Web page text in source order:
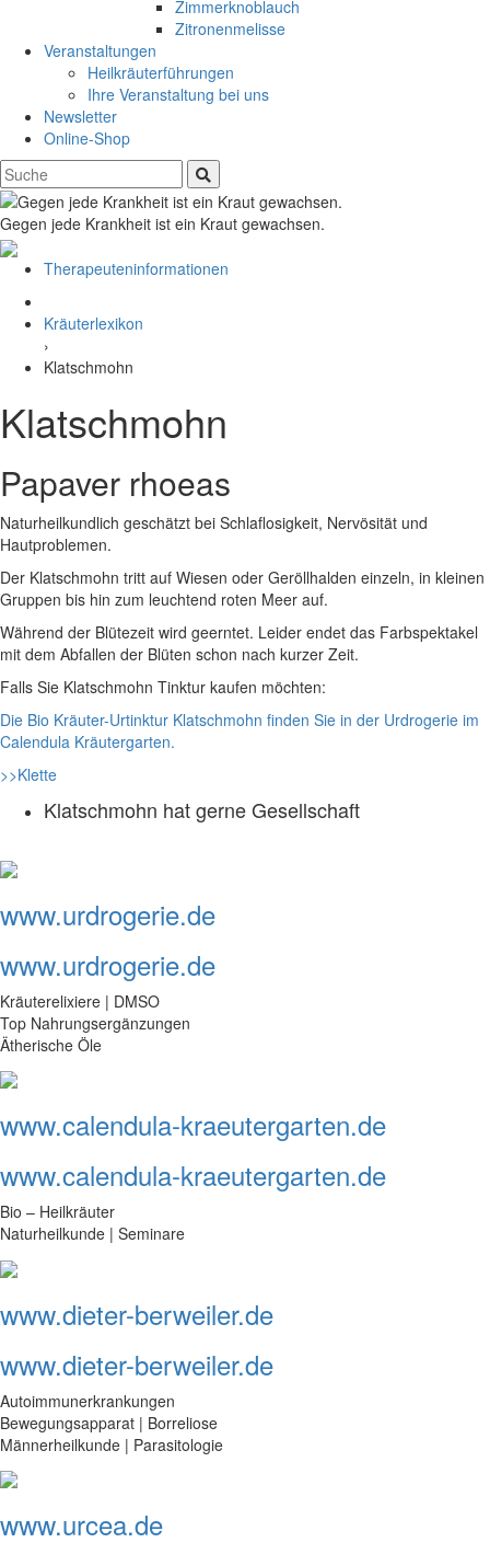
Zimmerknoblauch
Zitronenmelisse
Veranstaltungen
Heilkräuterführungen
Ihre Veranstaltung bei uns
Newsletter
Online-Shop
Gegen jede Krankheit ist ein Kraut gewachsen.
Therapeuteninformationen
Kräuterlexikon
›
Klatschmohn
Klatschmohn
Papaver rhoeas
Naturheilkundlich geschätzt bei Schlaflosigkeit, Nervösität und
Hautproblemen.
Der Klatschmohn tritt auf Wiesen oder Geröllhalden einzeln, in kleinen
Gruppen bis hin zum leuchtend roten Meer auf.
Während der Blütezeit wird geerntet. Leider endet das Farbspektakel
mit dem Abfallen der Blüten schon nach kurzer Zeit.
Falls Sie Klatschmohn Tinktur kaufen möchten:
Die Bio Kräuter-Urtinktur Klatschmohn finden Sie in der Urdrogerie im
Calendula Kräutergarten.
>>Klette
Klatschmohn hat gerne Gesellschaft
www.urdrogerie.de
www.urdrogerie.de
Kräuterelixiere | DMSO
Top Nahrungsergänzungen
Ätherische Öle
www.calendula-kraeutergarten.de
www.calendula-kraeutergarten.de
Bio – Heilkräuter
Naturheilkunde | Seminare
www.dieter-berweiler.de
www.dieter-berweiler.de
Autoimmunerkrankungen
Bewegungsapparat | Borreliose
Männerheilkunde | Parasitologie
www.urcea.de